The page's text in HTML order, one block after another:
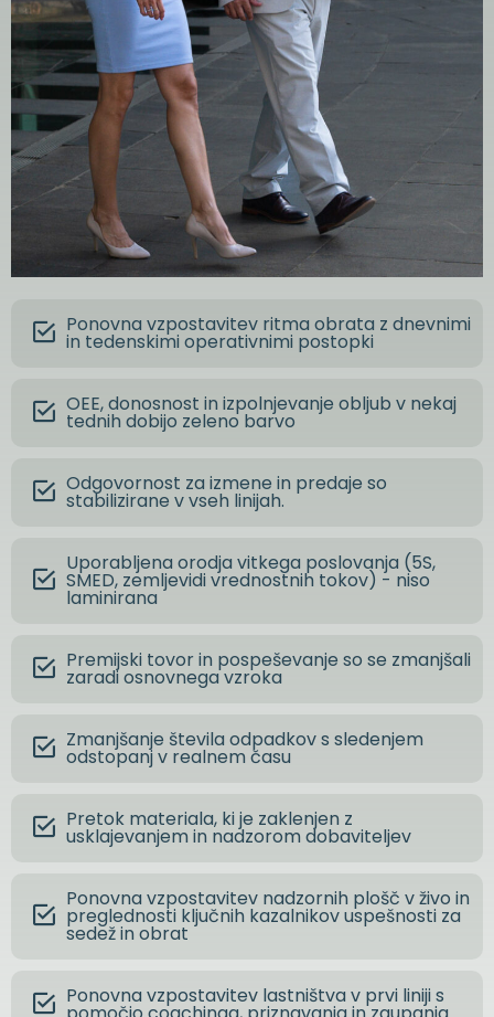
Ponovna vzpostavitev ritma obrata z dnevnimi
in tedenskimi operativnimi postopki
OEE, donosnost in izpolnjevanje obljub v nekaj
tednih dobijo zeleno barvo
Odgovornost za izmene in predaje so
stabilizirane v vseh linijah.
Uporabljena orodja vitkega poslovanja (5S,
SMED, zemljevidi vrednostnih tokov) - niso
laminirana
Premijski tovor in pospeševanje so se zmanjšali
zaradi osnovnega vzroka
Zmanjšanje števila odpadkov s sledenjem
odstopanj v realnem času
Pretok materiala, ki je zaklenjen z
usklajevanjem in nadzorom dobaviteljev
Ponovna vzpostavitev nadzornih plošč v živo in
preglednosti ključnih kazalnikov uspešnosti za
sedež in obrat
Ponovna vzpostavitev lastništva v prvi liniji s